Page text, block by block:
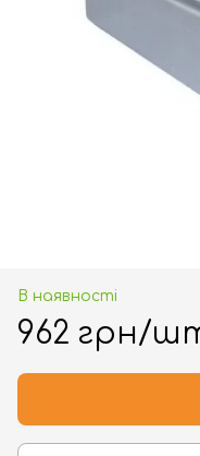
В наявності
962 грн/